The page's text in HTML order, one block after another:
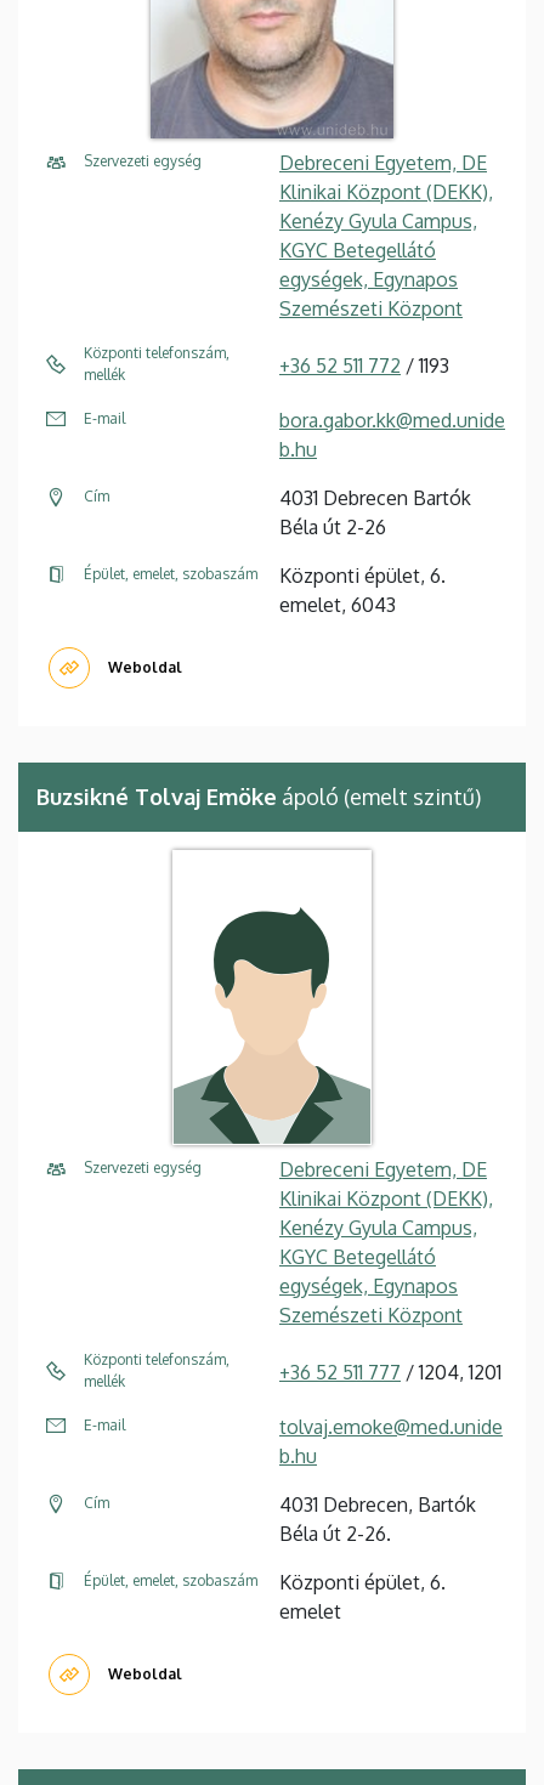
Szervezeti egység
Debreceni Egyetem, DE
Klinikai Központ (DEKK),
Kenézy Gyula Campus,
KGYC Betegellátó
egységek, Egynapos
Szemészeti Központ
Központi telefonszám,
mellék
+36 52 511 772 / 1193
E-mail
bora.gabor.kk@med.unide
b.hu
Cím
4031 Debrecen Bartók
Béla út 2-26
Épület, emelet, szobaszám
Központi épület, 6.
emelet, 6043
Weboldal
Buzsikné Tolvaj Emöke ápoló (emelt szintű)
Szervezeti egység
Debreceni Egyetem, DE
Klinikai Központ (DEKK),
Kenézy Gyula Campus,
KGYC Betegellátó
egységek, Egynapos
Szemészeti Központ
Központi telefonszám,
mellék
+36 52 511 777 / 1204, 1201
E-mail
tolvaj.emoke@med.unide
b.hu
Cím
4031 Debrecen, Bartók
Béla út 2-26.
Épület, emelet, szobaszám
Központi épület, 6.
emelet
Weboldal